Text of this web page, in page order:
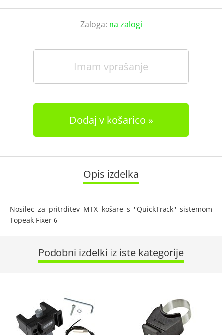
Zaloga: na zalogi
Imam vprašanje
Dodaj v košarico
Opis izdelka
Nosilec za pritrditev MTX košare s ''QuickTrack'' sistemom
Topeak Fixer 6
Podobni izdelki iz iste kategorije